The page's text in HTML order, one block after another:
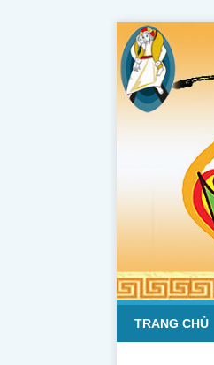
TRANG CHỦ